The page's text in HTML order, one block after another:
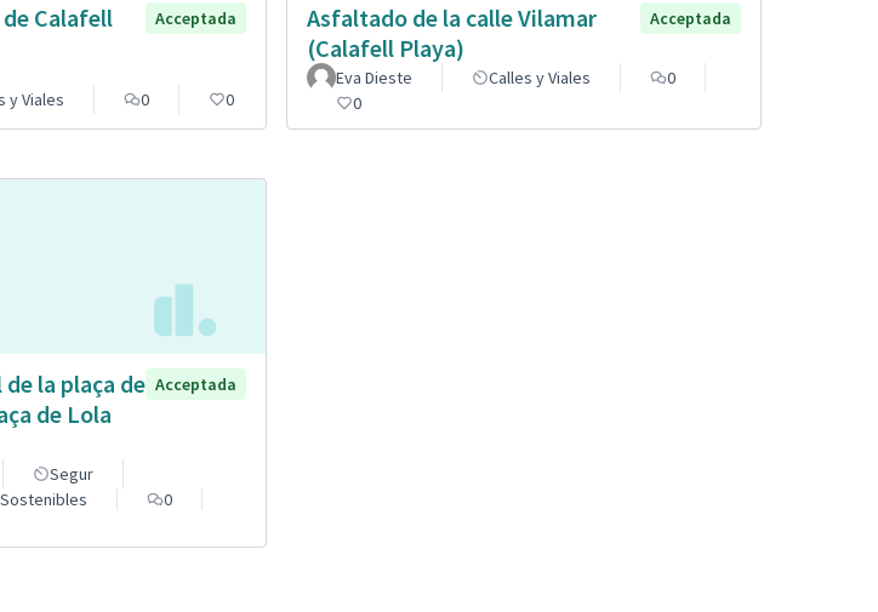
Calafell
Acceptada
y Viales 0 0
Asfaltado de la calle Vilamar
(Calafell Playa)
Acceptada
Eva Dieste Calles y Viales
0
0
la plaça de
de Lola
Acceptada
Segur
0